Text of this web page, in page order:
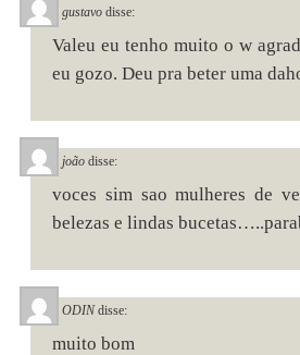
gustavo disse:
Valeu eu tenho muito o w
eu gozo. Deu pra beter uma
joão disse:
voces sim sao mulheres de
belezas e lindas
ODIN disse:
muito bom